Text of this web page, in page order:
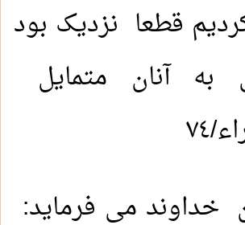
قطعا نزدیک بود
به آنان متمایل
٧٤
خداوند می فرماید: